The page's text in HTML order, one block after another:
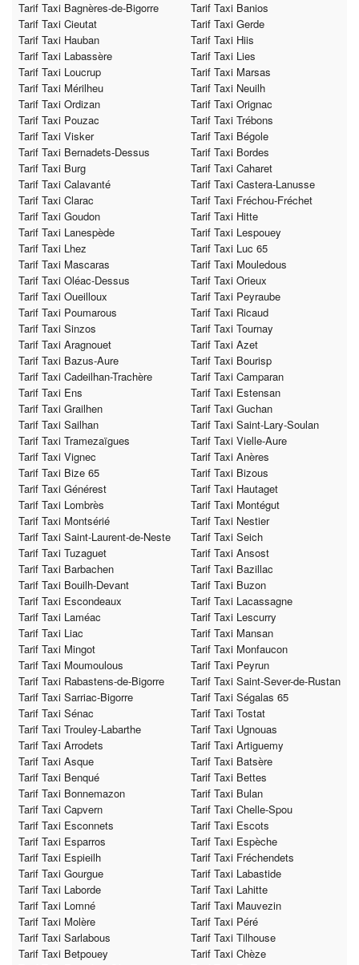
Tarif Taxi Bagnères-de-Bigorre
Tarif Taxi Banios
Tarif Taxi Cieutat
Tarif Taxi Gerde
Tarif Taxi Hauban
Tarif Taxi Hiis
Tarif Taxi Labassère
Tarif Taxi Lies
Tarif Taxi Loucrup
Tarif Taxi Marsas
Tarif Taxi Mérilheu
Tarif Taxi Neuilh
Tarif Taxi Ordizan
Tarif Taxi Orignac
Tarif Taxi Pouzac
Tarif Taxi Trébons
Tarif Taxi Visker
Tarif Taxi Bégole
Tarif Taxi Bernadets-Dessus
Tarif Taxi Bordes
Tarif Taxi Burg
Tarif Taxi Caharet
Tarif Taxi Calavanté
Tarif Taxi Castera-Lanusse
Tarif Taxi Clarac
Tarif Taxi Fréchou-Fréchet
Tarif Taxi Goudon
Tarif Taxi Hitte
Tarif Taxi Lanespède
Tarif Taxi Lespouey
Tarif Taxi Lhez
Tarif Taxi Luc 65
Tarif Taxi Mascaras
Tarif Taxi Mouledous
Tarif Taxi Oléac-Dessus
Tarif Taxi Orieux
Tarif Taxi Oueilloux
Tarif Taxi Peyraube
Tarif Taxi Poumarous
Tarif Taxi Ricaud
Tarif Taxi Sinzos
Tarif Taxi Tournay
Tarif Taxi Aragnouet
Tarif Taxi Azet
Tarif Taxi Bazus-Aure
Tarif Taxi Bourisp
Tarif Taxi Cadeilhan-Trachère
Tarif Taxi Camparan
Tarif Taxi Ens
Tarif Taxi Estensan
Tarif Taxi Grailhen
Tarif Taxi Guchan
Tarif Taxi Sailhan
Tarif Taxi Saint-Lary-Soulan
Tarif Taxi Tramezaïgues
Tarif Taxi Vielle-Aure
Tarif Taxi Vignec
Tarif Taxi Anères
Tarif Taxi Bize 65
Tarif Taxi Bizous
Tarif Taxi Générest
Tarif Taxi Hautaget
Tarif Taxi Lombrès
Tarif Taxi Montégut
Tarif Taxi Montsérié
Tarif Taxi Nestier
Tarif Taxi Saint-Laurent-de-Neste
Tarif Taxi Seich
Tarif Taxi Tuzaguet
Tarif Taxi Ansost
Tarif Taxi Barbachen
Tarif Taxi Bazillac
Tarif Taxi Bouilh-Devant
Tarif Taxi Buzon
Tarif Taxi Escondeaux
Tarif Taxi Lacassagne
Tarif Taxi Laméac
Tarif Taxi Lescurry
Tarif Taxi Liac
Tarif Taxi Mansan
Tarif Taxi Mingot
Tarif Taxi Monfaucon
Tarif Taxi Moumoulous
Tarif Taxi Peyrun
Tarif Taxi Rabastens-de-Bigorre
Tarif Taxi Saint-Sever-de-Rustan
Tarif Taxi Sarriac-Bigorre
Tarif Taxi Ségalas 65
Tarif Taxi Sénac
Tarif Taxi Tostat
Tarif Taxi Trouley-Labarthe
Tarif Taxi Ugnouas
Tarif Taxi Arrodets
Tarif Taxi Artiguemy
Tarif Taxi Asque
Tarif Taxi Batsère
Tarif Taxi Benqué
Tarif Taxi Bettes
Tarif Taxi Bonnemazon
Tarif Taxi Bulan
Tarif Taxi Capvern
Tarif Taxi Chelle-Spou
Tarif Taxi Esconnets
Tarif Taxi Escots
Tarif Taxi Esparros
Tarif Taxi Espèche
Tarif Taxi Espieilh
Tarif Taxi Fréchendets
Tarif Taxi Gourgue
Tarif Taxi Labastide
Tarif Taxi Laborde
Tarif Taxi Lahitte
Tarif Taxi Lomné
Tarif Taxi Mauvezin
Tarif Taxi Molère
Tarif Taxi Péré
Tarif Taxi Sarlabous
Tarif Taxi Tilhouse
Tarif Taxi Betpouey
Tarif Taxi Chèze